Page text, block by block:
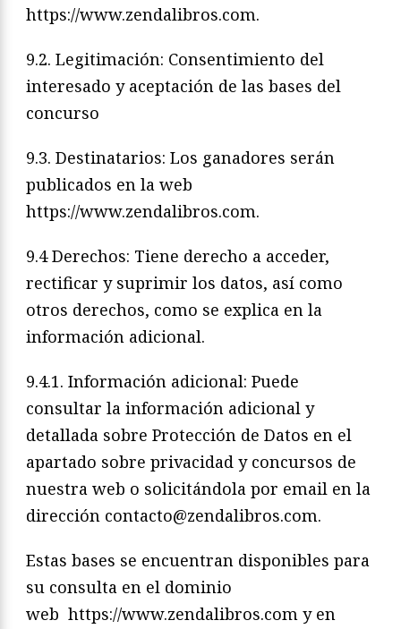
https://www.zendalibros.com.
9.2. Legitimación: Consentimiento del
interesado y aceptación de las bases del
concurso
9.3. Destinatarios: Los ganadores serán
publicados en la web
https://www.zendalibros.com.
9.4 Derechos: Tiene derecho a acceder,
rectificar y suprimir los datos, así como
otros derechos, como se explica en la
información adicional.
9.4.1. Información adicional: Puede
consultar la información adicional y
detallada sobre Protección de Datos en el
apartado sobre privacidad y concursos de
nuestra web o solicitándola por email en la
dirección contacto@zendalibros.com.
Estas bases se encuentran disponibles para
su consulta en el dominio
web https://www.zendalibros.com y en